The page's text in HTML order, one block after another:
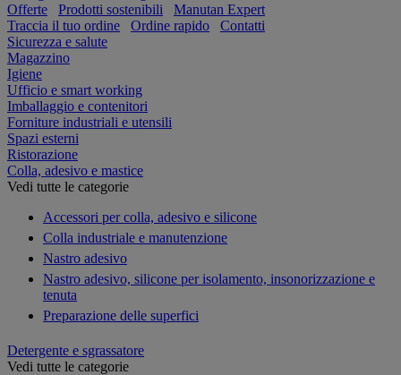
Offerte Prodotti sostenibili
Manutan Expert
Traccia il tuo ordine
Ordine rapido
Contatti
Sicurezza e salute
Magazzino
Igiene
Ufficio e smart working
Imballaggio e contenitori
Forniture industriali e utensili
Spazi esterni
Ristorazione
Colla, adesivo e mastice
Vedi tutte le categorie
Accessori per colla, adesivo e silicone
Colla industriale e manutenzione
Nastro adesivo
Nastro adesivo, silicone per isolamento, insonorizzazione e
tenuta
Preparazione delle superfici
Detergente e sgrassatore
Vedi tutte le categorie